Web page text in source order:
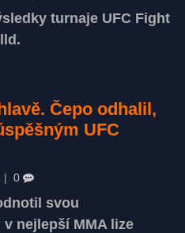
turnaje UFC Fight
Čepo odhalil,
UFC
0
svou
nejlepší MMA lize